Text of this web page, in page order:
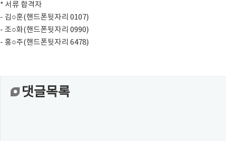
* 서류 합격자
- 김○훈(핸드폰뒷자리 0107)
- 조○화(핸드폰뒷자리 0990)
- 홍○주(핸드폰뒷자리 6478)
댓글목록